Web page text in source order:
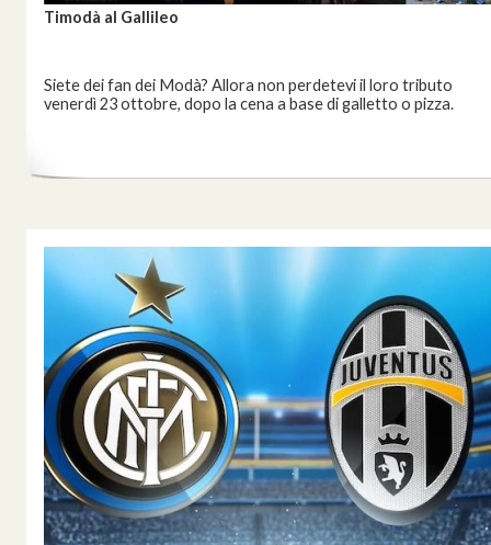
Timodà al Gallileo
Siete dei fan dei Modà? Allora non perdetevi il loro tributo
venerdì 23 ottobre, dopo la cena a base di galletto o pizza.